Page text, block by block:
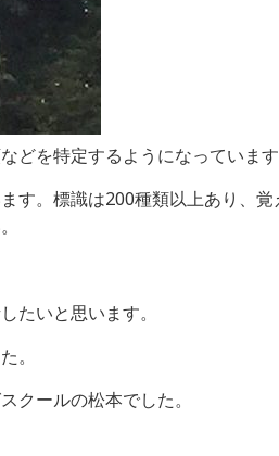
どを特定するようになっています
す。標識は200種類以上あり、
たいと思います。
。
クールの松本でした。